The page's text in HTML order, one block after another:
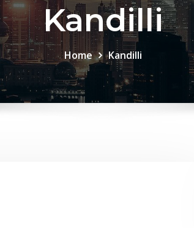
Kandilli
Home Kandilli